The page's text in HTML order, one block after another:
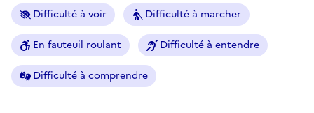
Difficulté à voir Difficulté à marcher
En fauteuil roulant Difficulté à entendre
Difficulté à comprendre